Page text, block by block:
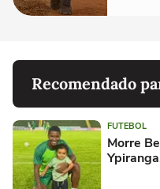
Recomendado
FUTEBOL
Morre